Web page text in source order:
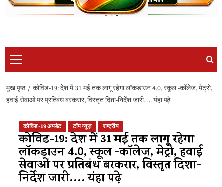
सूची
मुख पृष्ठ
कोविड-19: देश में 31 मई तक लागू रहेगा लॉकडाउन 4.0, स्कूल -कॉलेज, मेट्रो,
हवाई सेवाओं पर प्रतिबंध बरकरार, विस्तृत दिशा-निर्देश जारी…. यंहा पढ़े
कोविड -19 अपडेट टॉप न्यूज़ राष्ट्रीय
कोविड-19: देश में 31 मई तक लागू रहेगा
लॉकडाउन 4.0, स्कूल -कॉलेज, मेट्रो, हवाई
सेवाओं पर प्रतिबंध बरकरार, विस्तृत दिशा-
निर्देश जारी…. यंहा पढ़े